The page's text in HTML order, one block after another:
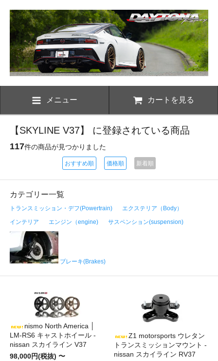
メニュー カートを見る
【SKYLINE V37】 に登録されている商品
117件の商品が見つかりました
おすすめ順 価格順 新着順
カテゴリー一覧
トランスミッション・デフ(Powertrain)
エクステリア（Body）
インテリア
エンジン（engine) サスペンション(suspension)
ブレーキ(Brakes)
nismo North America │
LM-RS6 キャストホイール -
nissan スカイライン V37
98,000円(税抜) 〜
Z1 motorsports ウレタン
トランスミッションマウント -
nissan スカイライン RV37